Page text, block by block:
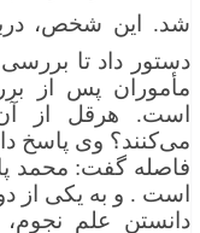
شد. این شخص،
دستور داد تا
مأموران پس از
است. هرقل از
می‌كنند؟ وی پاسخ
فاصله گفت: محمد
است . و به یكی از
دانستن علم